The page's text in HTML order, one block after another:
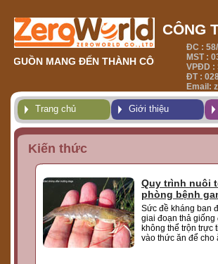
CÔNG
ĐC :
MST :
VPĐD :
ĐT :
Email:
MANG ĐẾN THÀNH CÔNG NƠI
Trang chủ Giới thiệu
Kiến thức
Quy trình nuôi
phòng bệnh
Sức đề kháng ban
giai đoạn thả giống
không thể trộn trực
vào thức ăn để cho